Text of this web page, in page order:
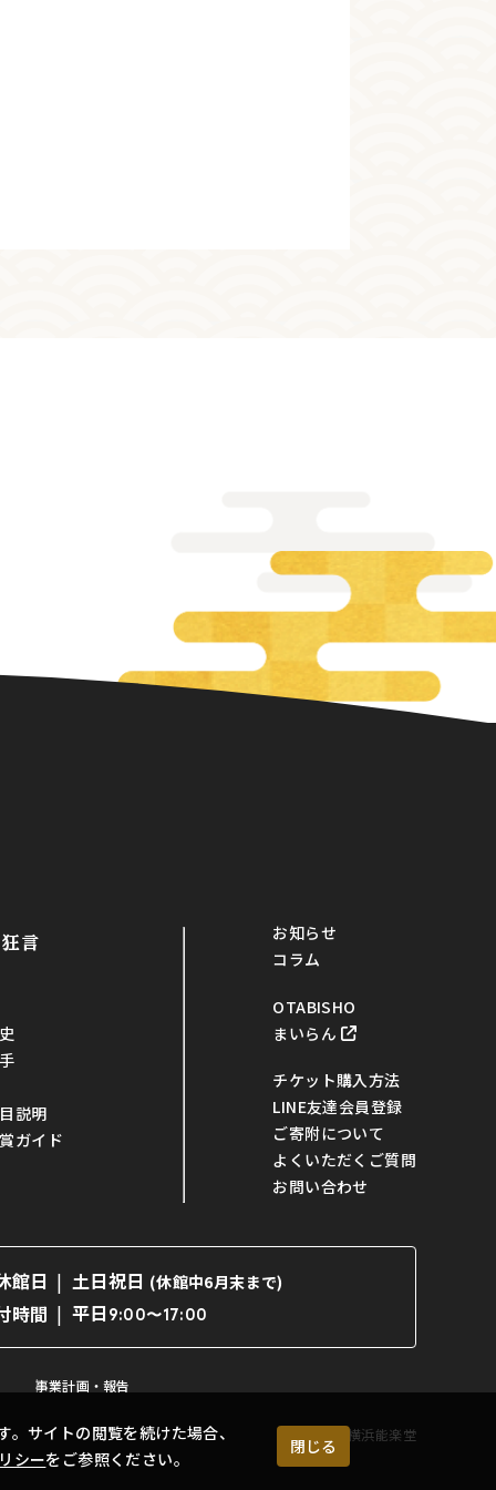
サイトの閲覧を続けた場合、
シーをご参照ください。
閉じる
狂言
説明
ガイド
お知らせ
コラム
OTABISHO
まいらん
チケット購入方法
LINE友達会員登録
ご寄附について
よくいただくご質問
お問い合わせ
館日 土日祝日 (休館中6月末まで)
時間 平日 9:00〜17:00
事業計画・報告
©横浜能楽堂